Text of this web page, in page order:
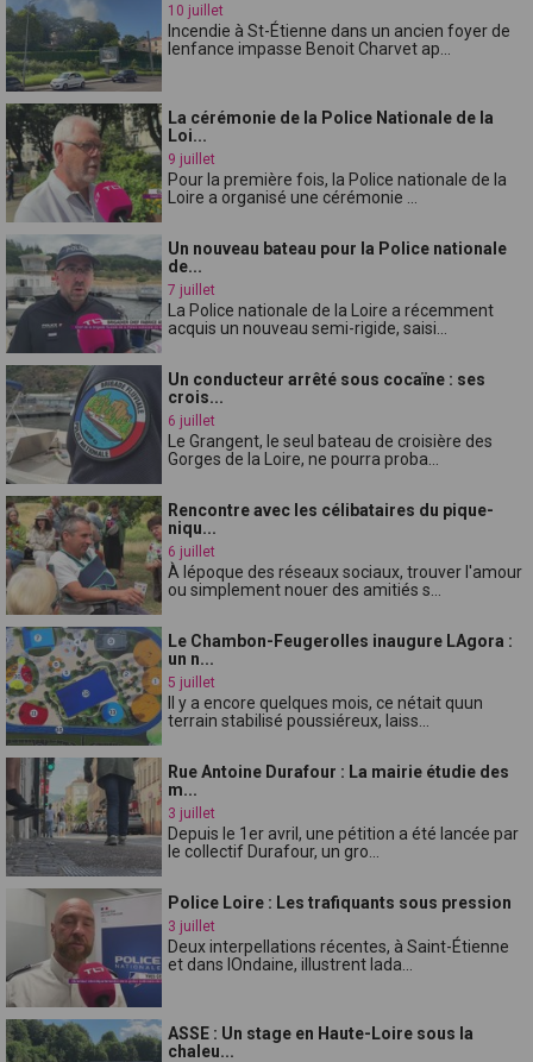
10 juillet
Incendie à St-Étienne dans un ancien foyer de
lenfance impasse Benoit Charvet ap...
La cérémonie de la Police Nationale de la
Loi...
9 juillet
Pour la première fois, la Police nationale de la
Loire a organisé une cérémonie ...
Un nouveau bateau pour la Police nationale
de...
7 juillet
La Police nationale de la Loire a récemment
acquis un nouveau semi-rigide, saisi...
Un conducteur arrêté sous cocaïne : ses
crois...
6 juillet
Le Grangent, le seul bateau de croisière des
Gorges de la Loire, ne pourra proba...
Rencontre avec les célibataires du pique-
niqu...
6 juillet
À lépoque des réseaux sociaux, trouver l'amour
ou simplement nouer des amitiés s...
Le Chambon-Feugerolles inaugure LAgora :
un n...
5 juillet
Il y a encore quelques mois, ce nétait quun
terrain stabilisé poussiéreux, laiss...
Rue Antoine Durafour : La mairie étudie des
m...
3 juillet
Depuis le 1er avril, une pétition a été lancée par
le collectif Durafour, un gro...
Police Loire : Les trafiquants sous pression
3 juillet
Deux interpellations récentes, à Saint-Étienne
et dans lOndaine, illustrent lada...
ASSE : Un stage en Haute-Loire sous la
chaleu...